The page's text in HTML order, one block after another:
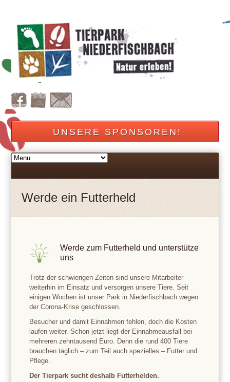
UNSERE SPONSOREN!
Werde ein Futterheld
Werde zum Futterheld und unterstütze
uns
Trotz der schwierigen Zeiten sind unsere Mitarbeiter
weiterhin im Einsatz und versorgen unsere Tiere. Seit
einigen Wochen ist unser Park in Niederfischbach wegen
der Corona-Krise geschlossen.
Besucher und damit Einnahmen fehlen, doch die Kosten
laufen weiter. Schon jetzt liegt der Einnahmeausfall bei
mehreren zehntausend Euro. Denn die rund 400 Tiere
brauchen täglich – zum Teil auch spezielles – Futter und
Pflege.
Der Tierpark sucht deshalb Futterhelden.